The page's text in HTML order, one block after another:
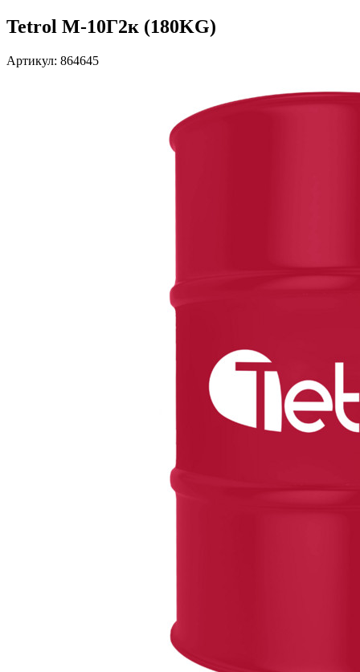
Tetrol М-10Г2к (180KG)
Артикул: 864645